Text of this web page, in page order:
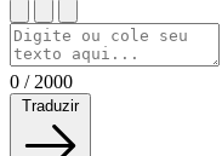
0 / 2000
Traduzir